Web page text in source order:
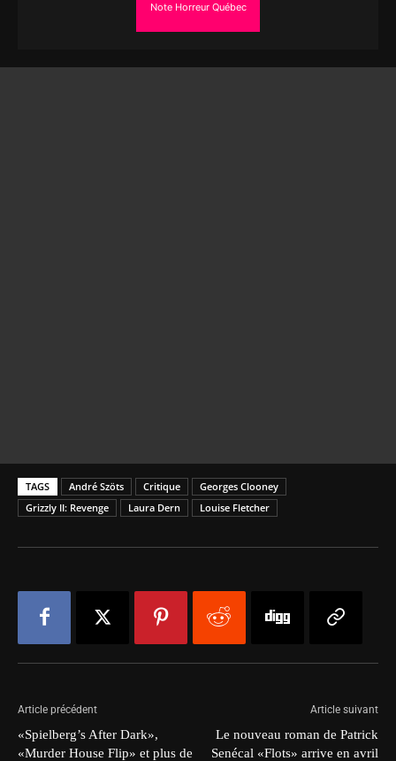
Note Horreur Québec
TAGS André Szöts Critique
Georges Clooney
Grizzly II: Revenge
Laura Dern Louise Fletcher
Article précédent
«Spielberg’s After Dark»,
«Murder House Flip» et plus de
Article suivant
Le nouveau roman de Patrick
Senécal «Flots» arrive en avril